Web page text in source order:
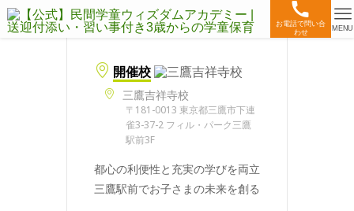
お電話で問い合
わせ
MENU
開催校
三鷹吉祥寺校
〒181-0013 東京都三鷹市下連
雀3-37-2 フィル・パーク三鷹
駅前3F
都心の利便性と充実の学びを両立
三鷹駅前でお子さまの未来を創る